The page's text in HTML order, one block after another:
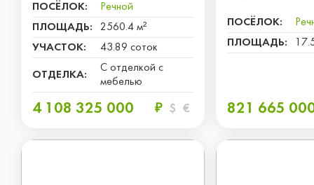
ПОСЁЛОК:
Речной
ПЛОЩАДЬ:
2560.4 м²
УЧАСТОК:
43.89 соток
ОТДЕЛКА:
С отделкой с
мебелью
4 108 325 000 ₽ $ €
ПОСЁЛОК:
ПЛОЩАДЬ:
821 665